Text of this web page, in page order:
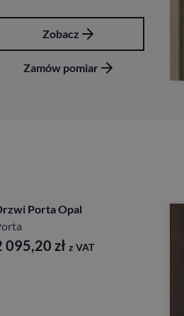
Zobacz
Zamów pomiar
Drzwi Porta Akustyczne
27db
Porta